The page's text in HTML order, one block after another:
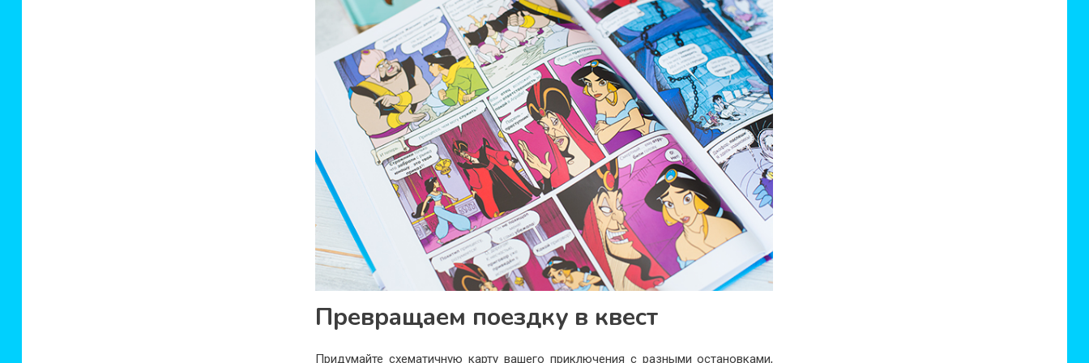
Превращаем поездку в квест
Придумайте схематичную карту вашего приключения с разными остановками,